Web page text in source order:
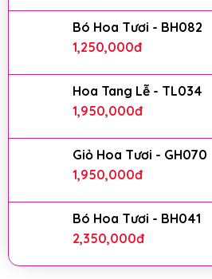
Bó Hoa Tươi - BH082
1,250,000đ
Hoa Tang Lễ - TL034
1,950,000đ
Giỏ Hoa Tươi - GH070
1,950,000đ
Bó Hoa Tươi - BH041
2,350,000đ